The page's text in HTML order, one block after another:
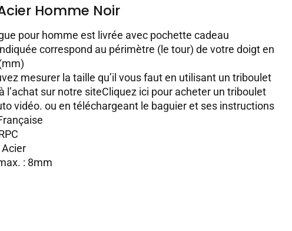
Homme Noir
pour homme est livrée avec pochette cadeau
correspond au périmètre (le tour) de votre doigt en
mesurer la taille qu’il vous faut en utilisant un triboulet
l’achat sur notre siteCliquez ici pour acheter un triboulet
vidéo. ou en téléchargeant le baguier et ses instructions
: 8mm